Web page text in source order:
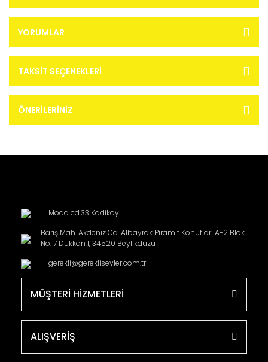
YORUMLAR
TAKSIT SEÇENEKLERI
ÖNERILERINIZ
Moda cd.33 Kadikoy
Barış Mah. Akdeniz Cd. Albayrak Piramit Konutları A-2 Blok
No: 7 Dükkan 1, 34520 Beylikdüzü
gerekli@gerekliseyler.com.tr
MÜŞTERİ HİZMETLERİ
ALIŞVERİŞ